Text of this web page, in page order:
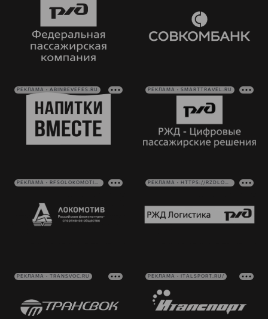
РЕКЛАМА • ABINBEVEFES.RU РЕКЛАМА • SMARTTRAVEL.RU
РЕКЛАМА • RFSOLOKOMOTIV.RU РЕКЛАМА • HTTPS://RZDLOG.RU/
РЕКЛАМА • TRANSVOC.RU РЕКЛАМА • ITALSPORT.RU/